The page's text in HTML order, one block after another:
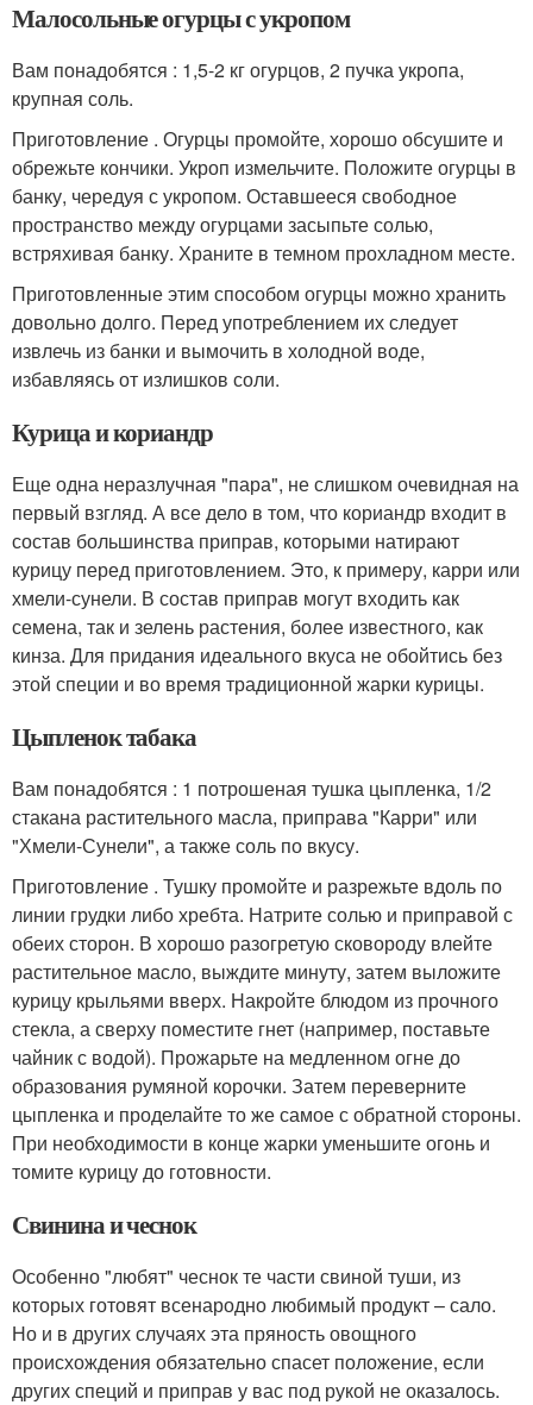
Малосольные огурцы с укропом
Вам понадобятся : 1,5-2 кг огурцов, 2 пучка укропа,
крупная соль.
Приготовление . Огурцы промойте, хорошо обсушите и
обрежьте кончики. Укроп измельчите. Положите огурцы в
банку, чередуя с укропом. Оставшееся свободное
пространство между огурцами засыпьте солью,
встряхивая банку. Храните в темном прохладном месте.
Приготовленные этим способом огурцы можно хранить
довольно долго. Перед употреблением их следует
извлечь из банки и вымочить в холодной воде,
избавляясь от излишков соли.
Курица и кориандр
Еще одна неразлучная "пара", не слишком очевидная на
первый взгляд. А все дело в том, что кориандр входит в
состав большинства приправ, которыми натирают
курицу перед приготовлением. Это, к примеру, карри или
хмели-сунели. В состав приправ могут входить как
семена, так и зелень растения, более известного, как
кинза. Для придания идеального вкуса не обойтись без
этой специи и во время традиционной жарки курицы.
Цыпленок табака
Вам понадобятся : 1 потрошеная тушка цыпленка, 1/2
стакана растительного масла, приправа "Карри" или
"Хмели-Сунели", а также соль по вкусу.
Приготовление . Тушку промойте и разрежьте вдоль по
линии грудки либо хребта. Натрите солью и приправой с
обеих сторон. В хорошо разогретую сковороду влейте
растительное масло, выждите минуту, затем выложите
курицу крыльями вверх. Накройте блюдом из прочного
стекла, а сверху поместите гнет (например, поставьте
чайник с водой). Прожарьте на медленном огне до
образования румяной корочки. Затем переверните
цыпленка и проделайте то же самое с обратной стороны.
При необходимости в конце жарки уменьшите огонь и
томите курицу до готовности.
Свинина и чеснок
Особенно "любят" чеснок те части свиной туши, из
которых готовят всенародно любимый продукт – сало.
Но и в других случаях эта пряность овощного
происхождения обязательно спасет положение, если
других специй и приправ у вас под рукой не оказалось.